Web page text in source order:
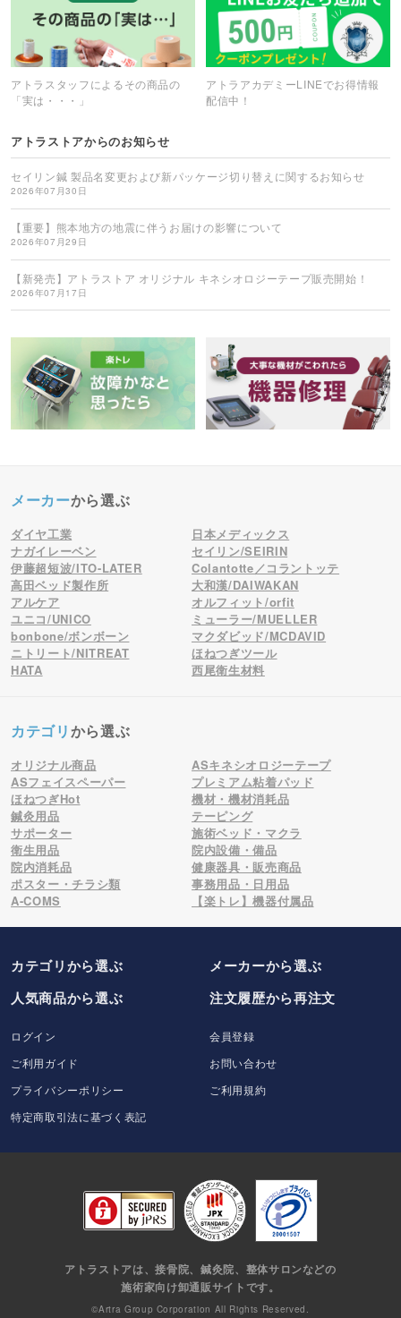
アトラスタッフによるその商品の
「実は・・・」
アトラアカデミーLINEでお得情報
配信中！
アトラストアからのお知らせ
セイリン鍼 製品名変更および新パッケージ切り替えに関するお知らせ
2026年07月30日
【重要】熊本地方の地震に伴うお届けの影響について
2026年07月29日
【新発売】アトラストア オリジナル キネシオロジーテープ販売開始！
2026年07月17日
メーカーから選ぶ
ダイヤ工業
日本メディックス
ナガイレーベン
セイリン/SEIRIN
伊藤超短波/ITO-LATER
Colantotte／コラントッテ
高田ベッド製作所
大和漢/DAIWAKAN
アルケア
オルフィット/orfit
ユニコ/UNICO
ミューラー/MUELLER
bonbone/ボンボーン
マクダビッド/MCDAVID
ニトリート/NITREAT
ほねつぎツール
HATA
西尾衛生材料
カテゴリから選ぶ
オリジナル商品
ASキネシオロジーテープ
ASフェイスペーパー
プレミアム粘着パッド
ほねつぎHot
機材・機材消耗品
鍼灸用品
テーピング
サポーター
施術ベッド・マクラ
衛生用品
院内設備・備品
院内消耗品
健康器具・販売商品
ポスター・チラシ類
事務用品・日用品
A-COMS
【楽トレ】機器付属品
カテゴリから選ぶ メーカーから選ぶ
人気商品から選ぶ
注文履歴から再注文
ログイン
会員登録
ご利用ガイド
お問い合わせ
プライバシーポリシー
ご利用規約
特定商取引法に基づく表記
アトラストアは、接骨院、鍼灸院、整体サロンなどの
施術家向け卸通販サイトです。
©Artra Group Corporation All Rights Reserved.